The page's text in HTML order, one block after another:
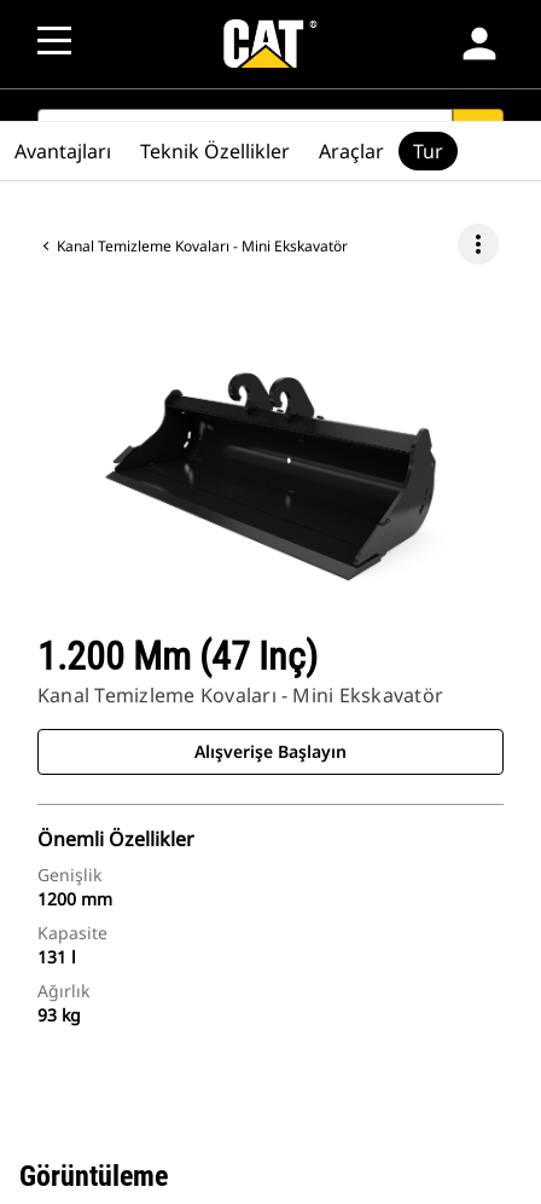
person
SEARCH
Kanal Temizleme Kovaları - Mini Ekskavatör more_vert
1.200 Mm (47 Inç)
Kanal Temizleme Kovaları - Mini Ekskavatör
Alışverişe Başlayın
Önemli Özellikler
Genişlik
1200 mm
Kapasite
131 l
Ağırlık
93 kg
Avantajları Teknik Özellikler Araçlar Tur
Görüntüleme